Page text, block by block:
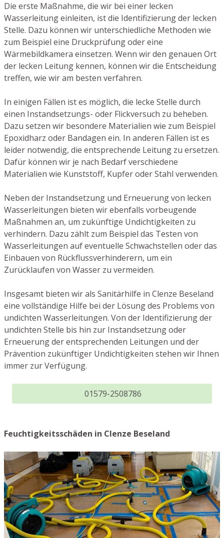
Die erste Maßnahme, die wir bei einer lecken
Wasserleitung einleiten, ist die Identifizierung der lecken
Stelle. Dazu können wir unterschiedliche Methoden wie
zum Beispiel eine Druckprüfung oder eine
Wärmebildkamera einsetzen. Wenn wir den genauen Ort
der lecken Leitung kennen, können wir die Entscheidung
treffen, wie wir am besten verfahren.
In einigen Fällen ist es möglich, die lecke Stelle durch
einen Instandsetzungs- oder Flickversuch zu beheben.
Dazu setzen wir besondere Materialien wie zum Beispiel
Epoxidharz oder Bandagen ein. In anderen Fällen ist es
leider notwendig, die entsprechende Leitung zu ersetzen.
Dafür können wir je nach Bedarf verschiedene
Materialien wie Kunststoff, Kupfer oder Stahl verwenden.
Neben der Instandsetzung und Erneuerung von lecken
Wasserleitungen bieten wir ebenfalls vorbeugende
Maßnahmen an, um zukünftige Undichtigkeiten zu
verhindern. Dazu zählt zum Beispiel das Testen von
Wasserleitungen auf eventuelle Schwachstellen oder das
Einbauen von Rückflussverhinderern, um ein
Zurücklaufen von Wasser zu vermeiden.
Insgesamt bieten wir als Sanitärhilfe in Clenze Beseland
eine vollständige Hilfe bei der Lösung des Problems von
undichten Wasserleitungen. Von der Identifizierung der
undichten Stelle bis hin zur Instandsetzung oder
Erneuerung der entsprechenden Leitungen und der
Prävention zukünftiger Undichtigkeiten stehen wir Ihnen
immer zur Verfügung.
01579-2508786
Feuchtigkeitsschäden in Clenze Beseland